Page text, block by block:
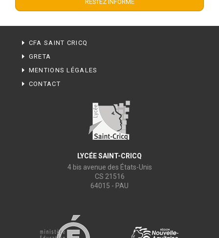
CFA SAINT CRICQ
GRETA
MENTIONS LÉGALES
CONTACT
LYCÉE SAINT-CRICQ
4 bis avenue des États-Unis
CS 21516
64015 - PAU